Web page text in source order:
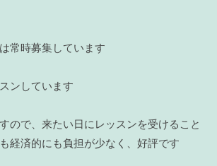
常時募集しています
ンしています
ので、来たい日にレッスンを受けること
経済的にも負担が少なく、好評です